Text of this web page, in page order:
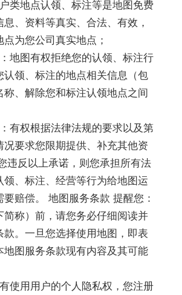
类地点认领、标注等是地图免费
、资料等真实、合法、有效，
为您公司真实地点；
地图有权拒绝您的认领、标注行
认领、标注的地点相关信息（包
、解除您和标注认领地点之间
有权根据法律法规的要求以及第
要求您限期提供、补充其他资
违反以上承诺，则您承担所有法
、标注、经营等行为给地图运
赔偿。 地图服务条款 提醒您：
称）前，请您务必仔细阅读并
。一旦您选择使用地图，即表
图服务条款现有内容及其可能
使用用户的个人隐私权，您注册